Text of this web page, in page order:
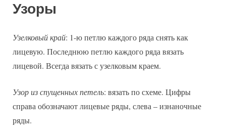
Узоры
Узелковый край: 1-ю петлю каждого ряда снять как
лицевую. Последнюю петлю каждого ряда вязать
лицевой. Всегда вязать с узелковым краем.
Узор из спущенных петель: вязать по схеме. Цифры
справа обозначают лицевые ряды, слева – изнаночные
ряды.